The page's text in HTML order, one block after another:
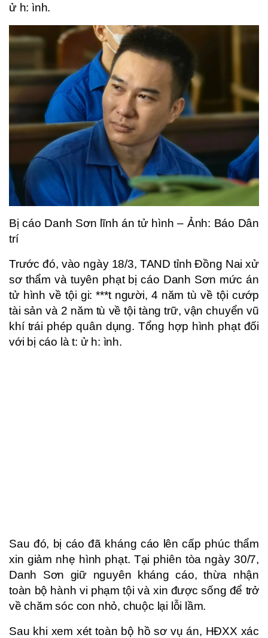
ử h: ình.
Bị cáo Danh Sơn lĩnh án tử hình – Ảnh: Báo Dân
trí
Trước đó, vào ngày 18/3, TAND tỉnh Đồng Nai xử
sơ thẩm và tuyên phạt bị cáo Danh Sơn mức án
tử hình về tội gi: ***t người, 4 năm tù về tội cướp
tài sản và 2 năm tù về tội tàng trữ, vận chuyển vũ
khí trái phép quân dụng. Tổng hợp hình phạt đối
với bị cáo là t: ử h: ình.
Sau đó, bị cáo đã kháng cáo lên cấp phúc thẩm
xin giảm nhẹ hình phạt. Tại phiên tòa ngày 30/7,
Danh Sơn giữ nguyên kháng cáo, thừa nhận
toàn bộ hành vi phạm tội và xin được sống để trở
về chăm sóc con nhỏ, chuộc lại lỗi lầm.
Sau khi xem xét toàn bộ hồ sơ vụ án, HĐXX xác